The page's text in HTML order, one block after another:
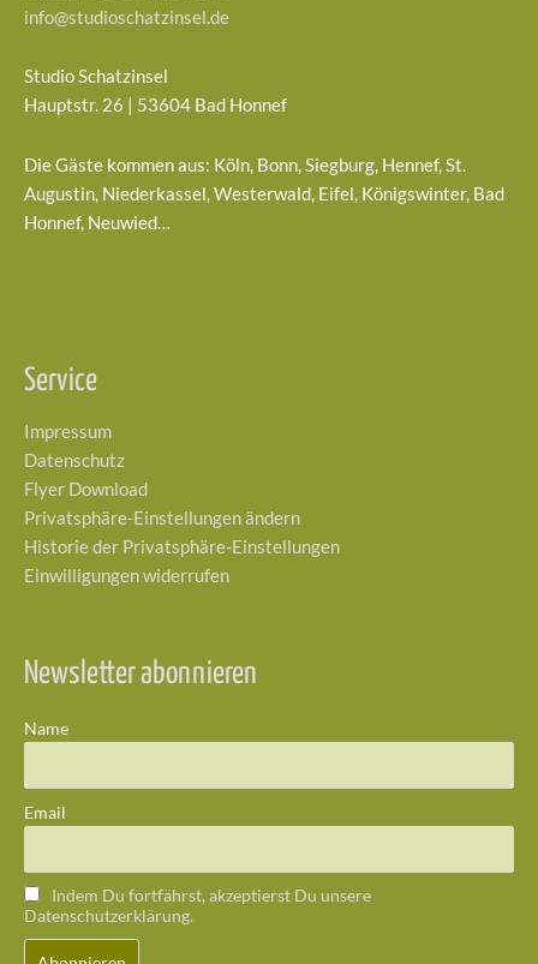
info@studioschatzinsel.de
Studio Schatzinsel
Hauptstr. 26 | 53604 Bad Honnef
Die Gäste kommen aus: Köln, Bonn, Siegburg, Hennef, St.
Augustin, Niederkassel, Westerwald, Eifel, Königswinter, Bad
Honnef, Neuwied…
Service
Impressum
Datenschutz
Flyer Download
Privatsphäre-Einstellungen ändern
Historie der Privatsphäre-Einstellungen
Einwilligungen widerrufen
Newsletter abonnieren
Name
Email
Indem Du fortfährst, akzeptierst Du unsere
Datenschutzerklärung.